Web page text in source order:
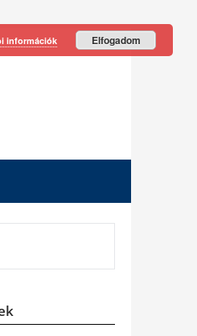
információk Elfogadom